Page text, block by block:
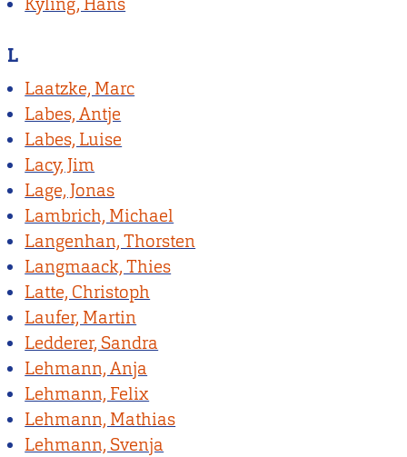
L
Laatzke, Marc
Labes, Antje
Labes, Luise
Lacy, Jim
Lage, Jonas
Lambrich, Michael
Langenhan, Thorsten
Langmaack, Thies
Latte, Christoph
Laufer, Martin
Ledderer, Sandra
Lehmann, Anja
Lehmann, Felix
Lehmann, Mathias
Lehmann, Svenja